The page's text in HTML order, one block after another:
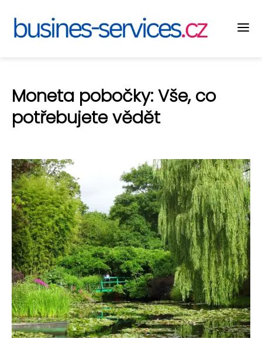
Moneta pobočky: Vše, co
potřebujete vědět